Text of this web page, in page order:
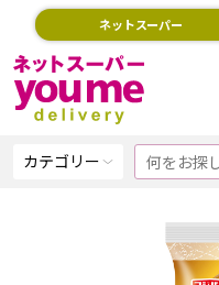
ネットスーパー
カテゴリー